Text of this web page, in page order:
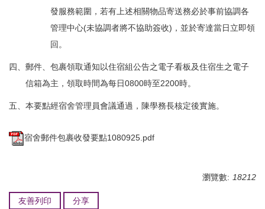
發服務範圍，若有上述相關物品寄送務必於事前協調各
管理中心(未協調者將不協助簽收)，並於寄達當日立即領
回。
四、郵件、包裹領取通知以住宿組公告之電子看板及住宿生之電子
信箱為主，領取時間為每日0800時至2200時。
五、本要點經宿舍管理員會議通過，陳學務長核定後實施。
宿舍郵件包裹收發要點1080925.pdf
瀏覽數: 18212
友善列印 分享